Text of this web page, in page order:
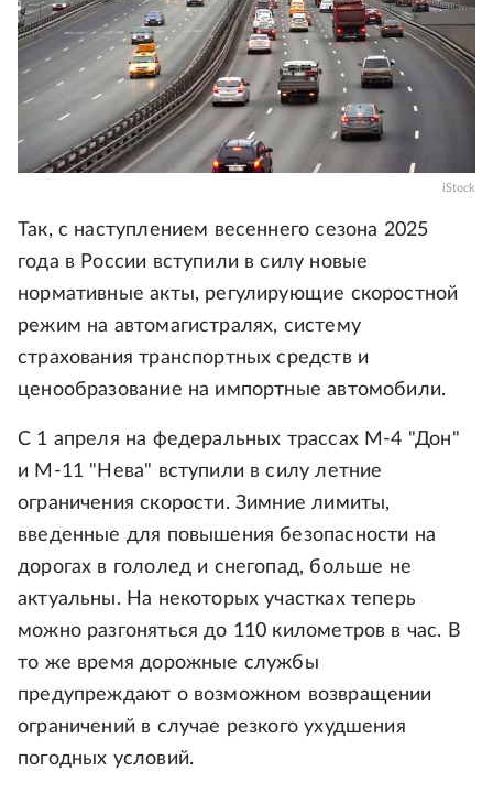
iStock
Так, с наступлением весеннего сезона 2025
года в России вступили в силу новые
нормативные акты, регулирующие скоростной
режим на автомагистралях, систему
страхования транспортных средств и
ценообразование на импортные автомобили.
С 1 апреля на федеральных трассах М-4 "Дон"
и М-11 "Нева" вступили в силу летние
ограничения скорости. Зимние лимиты,
введенные для повышения безопасности на
дорогах в гололед и снегопад, больше не
актуальны. На некоторых участках теперь
можно разгоняться до 110 километров в час. В
то же время дорожные службы
предупреждают о возможном возвращении
ограничений в случае резкого ухудшения
погодных условий.